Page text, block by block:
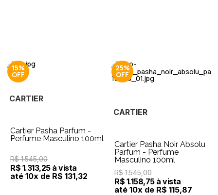
15%
CARTIER
Cartier Pasha Parfum -
Perfume Masculino 100ml
R$ 1.545,00
R$ 1.313,25 à vista
até 10x de R$ 131,32
25%
CARTIER
Cartier Pasha Noir Absolu
Parfum - Perfume
Masculino 100ml
R$ 1.545,00
R$ 1.158,75 à vista
até 10x de R$ 115,87